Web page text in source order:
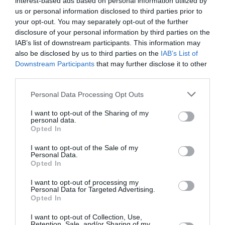
us or personal information disclosed to third parties prior to
your opt-out. You may separately opt-out of the further
disclosure of your personal information by third parties on the
IAB’s list of downstream participants. This information may
also be disclosed by us to third parties on the IAB’s List of
Downstream Participants that may further disclose it to other
Personal Data Processing Opt Outs
I want to opt-out of the Sharing of my
personal data.
Opted In
I want to opt-out of the Sale of my
Personal Data.
Opted In
I want to opt-out of processing my
Personal Data for Targeted Advertising.
Opted In
I want to opt-out of Collection, Use,
έχω όρεξη σχεδόν πάντα. Ο αυνανισμός με
βοηθά να ηρεμώ και να απελευθερώνω όλη τη
σεξουαλική ένταση που μπορεί να
συγκεντρώνεται στο σώμα και το μυαλό μου.
Νιώθω πως ‘ξεσπώ’ σε κάτι θετικό, χωρίς να
επηρεάζω αρνητικά κανέναν άλλο.
Μειώνεται το στρες
Έχω βιώσει πολλές κρίσεις άγχους στο παρελθόν.
Οι περισσότεροι γιατροί μου σύστηναν τη χρήση
ο αυνανισμός. Χαλαρώνω και νιώθω όλη την
ένταση να βγαίνει από το σώμα μου.